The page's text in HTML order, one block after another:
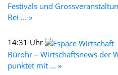
Festivals und
Bei ... »
14:31 Uhr
Bürohr – Wirtschaftsnews der
punktet mit ... »